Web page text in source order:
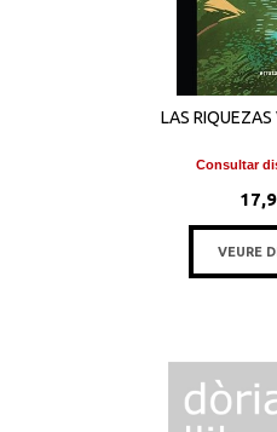
LAS RIQUEZAS
Consultar
VEURE